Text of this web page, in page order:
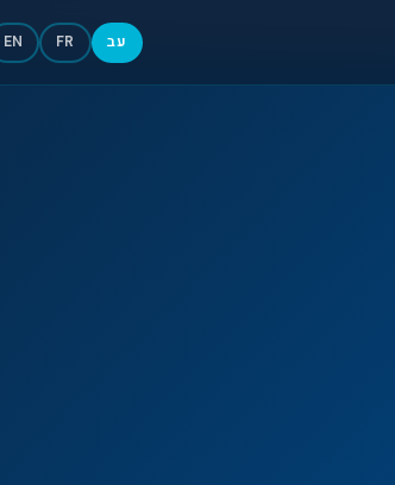
עב FR
EN